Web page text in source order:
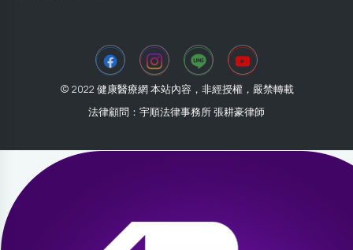
© 2022 健康醫療網 本站內容，非經授權，嚴禁轉載
法律顧問：宇順法律事務所 張耕豪律師